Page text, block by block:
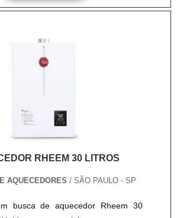
tipo indutivo é submetido no
RHEEM 30 LITROS
AQUECEDORES / SÃO PAULO - SP
busca de aquecedor Rheem 30